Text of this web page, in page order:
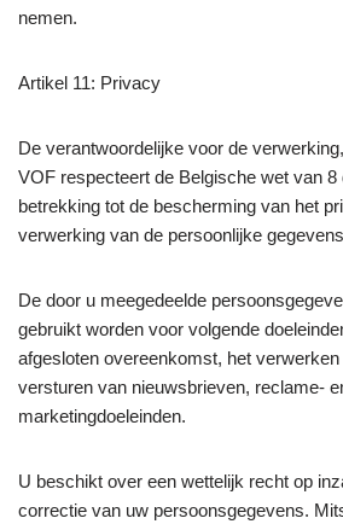
nemen.
Artikel 11: Privacy
De verantwoordelijke voor de
VOF respecteert de Belgische wet van
betrekking tot de bescherming van het
verwerking van de persoonlijke
De door u meegedeelde
gebruikt worden voor volgende
afgesloten overeenkomst, het
versturen van nieuwsbrieven, reclame-
marketingdoeleinden.
U beschikt over een wettelijk recht op
correctie van uw persoonsgegevens.